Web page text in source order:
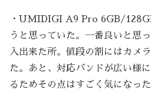
・UMIDIGI A9 Pro 6GB/
うと思っていた。一番良いと思
入出来た所。値段の割にはカメ
た。あと、対応バンドが広い様
るためその点はすごく気になっ